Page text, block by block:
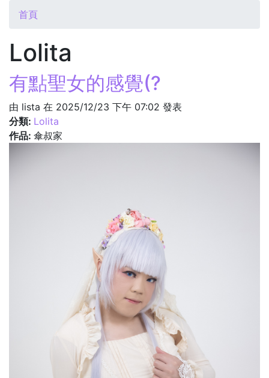
您在這裡
首頁
Lolita
有點聖女的感覺(?
由 lista 在 2025/12/23 下午 07:02 發表
分類: Lolita
作品: 傘叔家